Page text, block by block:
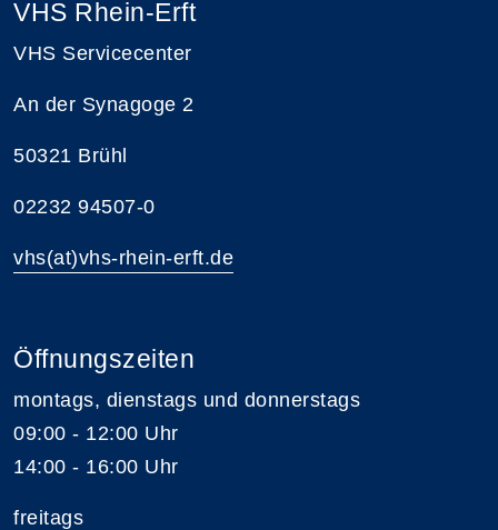
VHS Rhein-Erft
VHS Servicecenter
An der Synagoge 2
50321 Brühl
02232 94507-0
vhs(at)vhs-rhein-erft.de
Öffnungszeiten
montags, dienstags und donnerstags
09:00 - 12:00 Uhr
14:00 - 16:00 Uhr
freitags